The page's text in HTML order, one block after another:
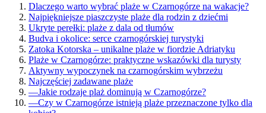
Dlaczego warto wybrać plaże w Czarnogórze na wakacje?
Najpiękniejsze piaszczyste plaże dla rodzin z dziećmi
Ukryte perełki: plaże z dala od tłumów
Budva i okolice: serce czarnogórskiej turystyki
Zatoka Kotorska – unikalne plaże w fiordzie Adriatyku
Plaże w Czarnogórze: praktyczne wskazówki dla turysty
Aktywny wypoczynek na czarnogórskim wybrzeżu
Najczęściej zadawane plaże
—Jakie rodzaje plaż dominują w Czarnogórze?
—Czy w Czarnogórze istnieją plaże przeznaczone tylko dla